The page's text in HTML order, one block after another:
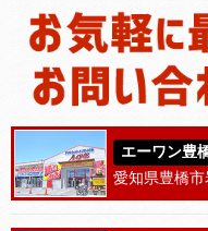
エーワン豊
愛知県豊橋市